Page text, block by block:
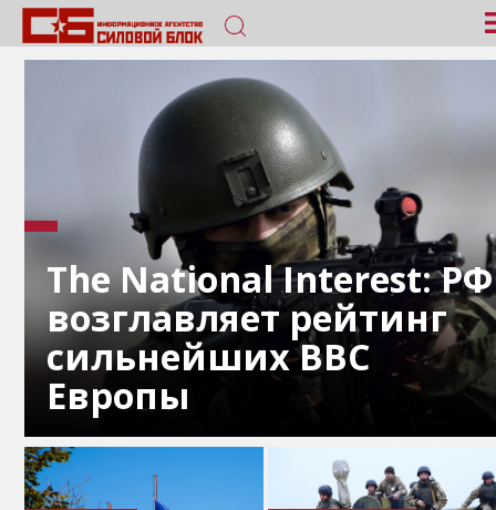
The National Interest: РФ
возглавляет рейтинг
сильнейших ВВС
Европы